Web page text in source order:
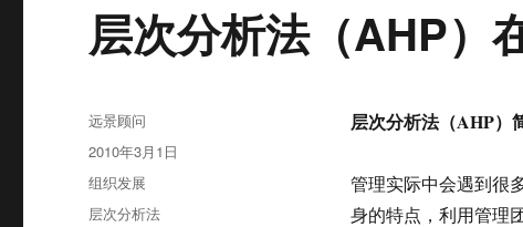
层次分析法（AHP）
层次分析法（AHP）
管理实际中会遇到很
身的特点，利用管理
作
者
远景顾问
发
布
于
2010年3月1日
分
类
组织发展
标
层次分析法